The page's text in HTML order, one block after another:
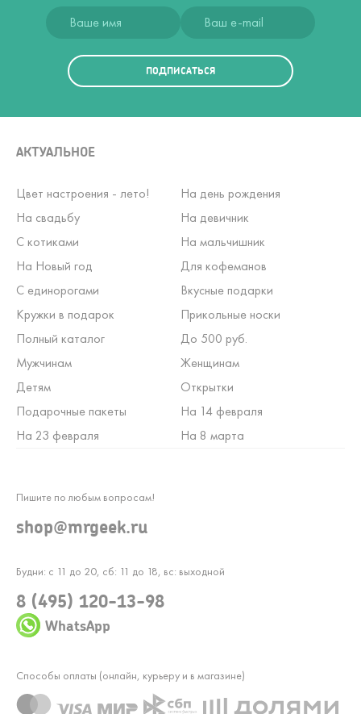
ПОДПИСАТЬСЯ
АКТУАЛЬНОЕ
Цвет настроения - лето!
На день рождения
На свадьбу
На девичник
С котиками
На мальчишник
На Новый год
Для кофеманов
С единорогами
Вкусные подарки
Кружки в подарок
Прикольные носки
Полный каталог
До 500 руб.
Мужчинам
Женщинам
Детям
Открытки
Подарочные пакеты
На 14 февраля
На 23 февраля
На 8 марта
Будни: с 11 до 20, сб: 11 до 18, вс: выходной
8 (495) 120-13-98
WhatsApp
Пишите по любым вопросам!
shop@mrgeek.ru
Способы оплаты (онлайн, курьеру и в магазине)